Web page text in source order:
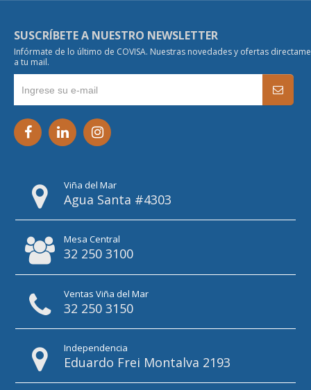
SUSCRÍBETE A NUESTRO NEWSLETTER
Infórmate de lo último de COVISA. Nuestras novedades y ofertas
a tu mail.
Viña del Mar
Agua Santa #4303
Mesa Central
32 250 3100
Ventas Viña del Mar
32 250 3150
Independencia
Eduardo Frei Montalva 2193